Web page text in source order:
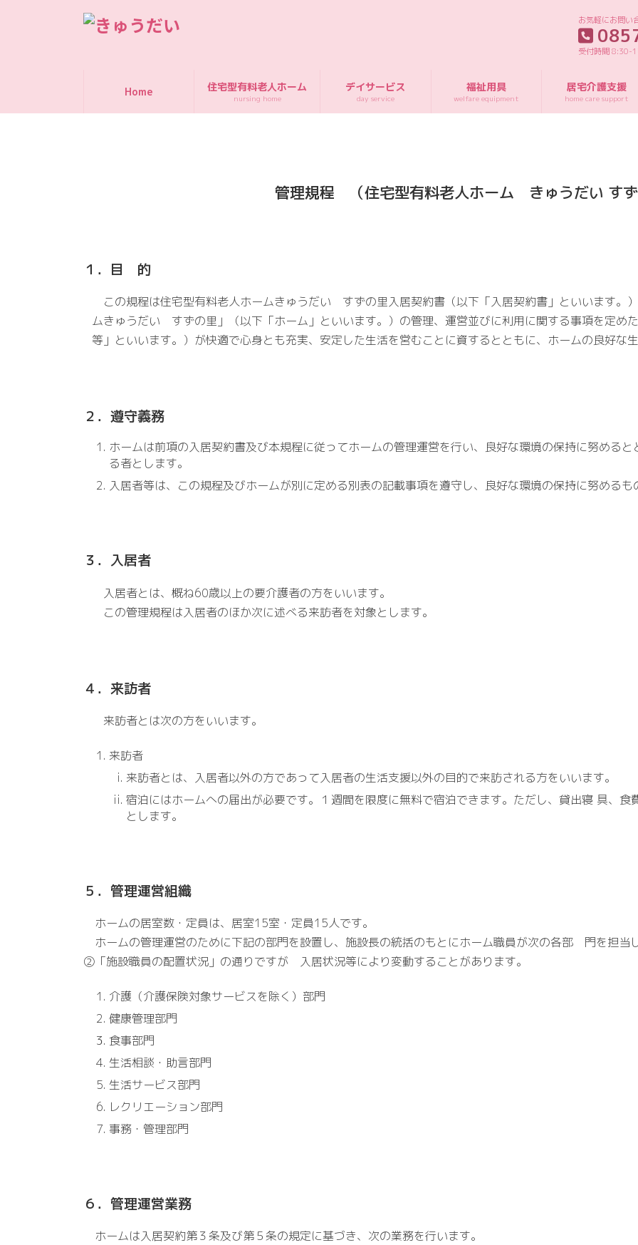
お気軽にお問い
受付時間 8:30-
Home 住宅型有料老人ホーム
nursing home
デイサービス
day service
福祉用具
welfare equipment
居宅介護支援
home care support
管理規程 （住宅型有料老人ホーム きゅうだい すず
１．目 的
この規程は住宅型有料老人ホームきゅうだい すずの里入居契約書（以下「入居契約書」といいます。
ムきゅうだい すずの里」（以下「ホーム」といいます。）の管理、運営並びに利用に関する事項を定め
等」といいます。）が快適で心身とも充実、安定した生活を営むことに資するとともに、ホームの良好な
２．遵守義務
ホームは前項の入居契約書及び本規程に従ってホームの管理運営を行い、良好な環境の保持に努める
る者とします。
入居者等は、この規程及びホームが別に定める別表の記載事項を遵守し、良好な環境の保持に努めるも
３．入居者
入居者とは、概ね60歳以上の要介護者の方をいいます。
この管理規程は入居者のほか次に述べる来訪者を対象とします。
４．来訪者
来訪者とは次の方をいいます。
来訪者
来訪者とは、入居者以外の方であって入居者の生活支援以外の目的で来訪される方をいいます。
宿泊にはホームへの届出が必要です。１週間を限度に無料で宿泊できます。ただし、貸出寝 具、
とします。
５．管理運営組織
ホームの居室数・定員は、居室15室・定員15人です。
ホームの管理運営のために下記の部門を設置し、施設長の統括のもとにホーム職員が次の各部 門を担当
②「施設職員の配置状況」の通りですが 入居状況等により変動することがあります。
介護（介護保険対象サービスを除く）部門
健康管理部門
食事部門
生活相談・助言部門
生活サービス部門
レクリエーション部門
事務・管理部門
６．管理運営業務
ホームは入居契約第３条及び第５条の規定に基づき、次の業務を行います。